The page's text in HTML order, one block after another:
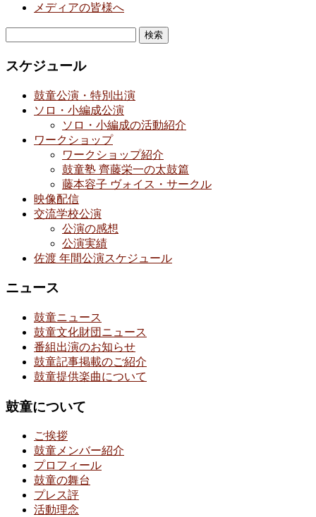
メディアの皆様へ
スケジュール
鼓童公演・特別出演
ソロ・小編成公演
ソロ・小編成の活動紹介
ワークショップ
ワークショップ紹介
鼓童塾 齊藤栄一の太鼓篇
藤本容子 ヴォイス・サークル
映像配信
交流学校公演
公演の感想
公演実績
佐渡 年間公演スケジュール
ニュース
鼓童ニュース
鼓童文化財団ニュース
番組出演のお知らせ
鼓童記事掲載のご紹介
鼓童提供楽曲について
鼓童について
ご挨拶
鼓童メンバー紹介
プロフィール
鼓童の舞台
プレス評
活動理念